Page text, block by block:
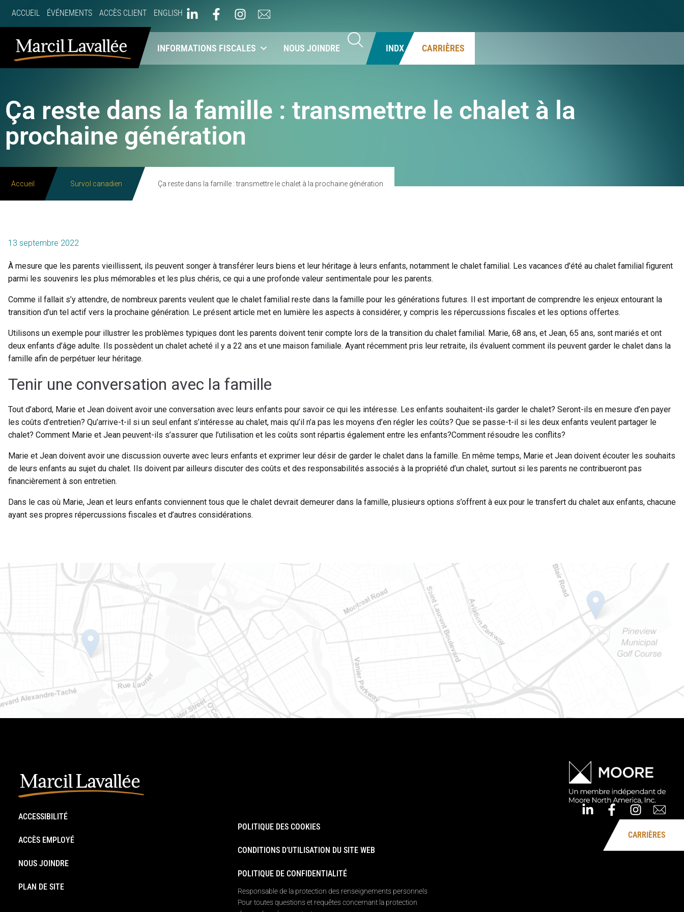
ACCUEIL ÉVÉNEMENTS ACCÈS CLIENT ENGLISH
À PROPOS NOS SERVICES INFORMATIONS FISCALES NOUS JOINDRE INDX CARRIÈRES
Ça reste dans la famille : transmettre le chalet à la
prochaine génération
Accueil Survol canadien Ça reste dans la famille : transmettre le chalet à la prochaine génération
13 septembre 2022
À mesure que les parents vieillissent, ils peuvent songer à transférer leurs biens et leur héritage à leurs enfants, notamment le chalet familial. Les vacances d’été au chalet familial figurent
parmi les souvenirs les plus mémorables et les plus chéris, ce qui a une profonde valeur sentimentale pour les parents.
Comme il fallait s’y attendre, de nombreux parents veulent que le chalet familial reste dans la famille pour les générations futures. Il est important de comprendre les enjeux entourant la
transition d’un tel actif vers la prochaine génération. Le présent article met en lumière les aspects à considérer, y compris les répercussions fiscales et les options offertes.
Utilisons un exemple pour illustrer les problèmes typiques dont les parents doivent tenir compte lors de la transition du chalet familial. Marie, 68 ans, et Jean, 65 ans, sont mariés et ont
deux enfants d’âge adulte. Ils possèdent un chalet acheté il y a 22 ans et une maison familiale. Ayant récemment pris leur retraite, ils évaluent comment ils peuvent garder le chalet dans la
famille afin de perpétuer leur héritage.
Tenir une conversation avec la famille
Tout d’abord, Marie et Jean doivent avoir une conversation avec leurs enfants pour savoir ce qui les intéresse. Les enfants souhaitent-ils garder le chalet? Seront-ils en mesure d’en payer
les coûts d’entretien? Qu’arrive-t-il si un seul enfant s’intéresse au chalet, mais qu’il n’a pas les moyens d’en régler les coûts? Que se passe-t-il si les deux enfants veulent partager le
chalet? Comment Marie et Jean peuvent-ils s’assurer que l’utilisation et les coûts sont répartis également entre les enfants?Comment résoudre les conflits?
Marie et Jean doivent avoir une discussion ouverte avec leurs enfants et exprimer leur désir de garder le chalet dans la famille. En même temps, Marie et Jean doivent écouter les souhaits
de leurs enfants au sujet du chalet. Ils doivent par ailleurs discuter des coûts et des responsabilités associés à la propriété d’un chalet, surtout si les parents ne contribueront pas
financièrement à son entretien.
Dans le cas où Marie, Jean et leurs enfants conviennent tous que le chalet devrait demeurer dans la famille, plusieurs options s’offrent à eux pour le transfert du chalet aux enfants, chacune
ayant ses propres répercussions fiscales et d’autres considérations.
Gatineau
100-200, rue Montcalm
Gatineau (Québec)
J8Y 3B5
Téléphone : 819-778-2428
Ottawa
400-1420, place Blair Towers
Ottawa (Ontario) K1J 9L8
(Adjacent à l’autoroute 174)
Téléphone : 613-745-8387
Est ontarien
888, rue Notre-Dame
Case postale 101
Embrun (Ontario) K0A 1W1
Téléphone : 613-745-8387
ACCESSIBILITÉ
ACCÈS EMPLOYÉ
NOUS JOINDRE
PLAN DE SITE
POLITIQUE DES COOKIES
CONDITIONS D’UTILISATION DU SITE WEB
POLITIQUE DE CONFIDENTIALITÉ
Responsable de la protection des renseignements personnels
Pour toutes questions et requêtes concernant la protection
CARRIÈRES